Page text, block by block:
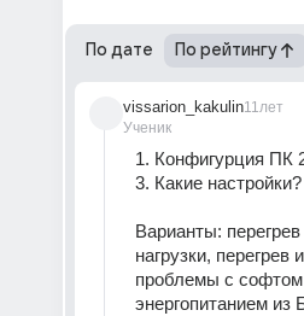
По дате По рейтингу
vissarion_kakulin
Ученик
11лет
1. Конфигурция ПК
3. Какие настройки?
Варианты: перегрев
нагрузки, перегрев
проблемы с
энергопитанием из